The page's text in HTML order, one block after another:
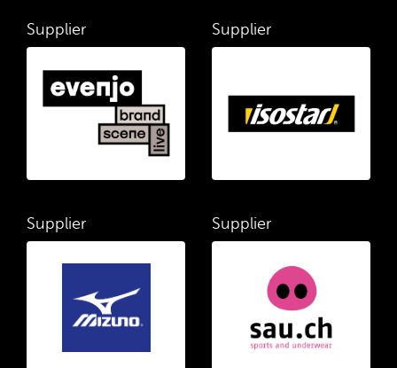
Supplier Supplier
Supplier Supplier